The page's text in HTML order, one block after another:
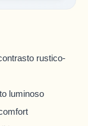
rustico-
luminoso